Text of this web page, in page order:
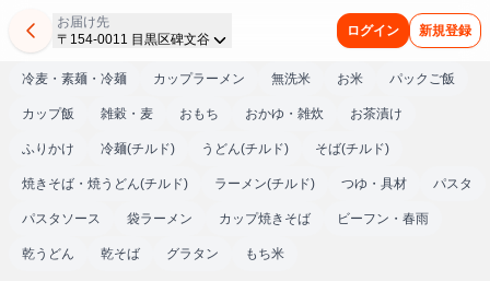
お届け先
〒154-0011 目黒区碑文谷
ログイン 新規登録
冷麦・素麺・冷麺 カップラーメン 無洗米 お米 パックご飯
カップ飯 雑穀・麦 おもち おかゆ・雑炊 お茶漬け
ふりかけ 冷麺(チルド) うどん(チルド) そば(チルド)
焼きそば・焼うどん(チルド) ラーメン(チルド) つゆ・具材 パスタ
パスタソース 袋ラーメン カップ焼きそば ビーフン・春雨
乾うどん 乾そば グラタン もち米